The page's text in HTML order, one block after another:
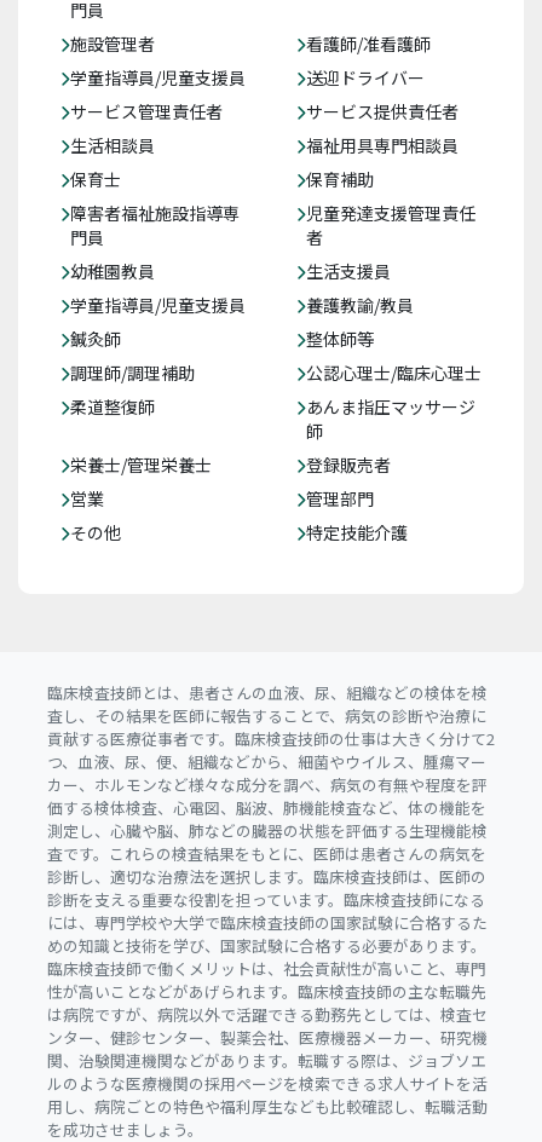
門員
施設管理者
看護師/准看護師
学童指導員/児童支援員
送迎ドライバー
サービス管理責任者
サービス提供責任者
生活相談員
福祉用具専門相談員
保育士
保育補助
障害者福祉施設指導専
門員
児童発達支援管理責任
者
幼稚園教員
生活支援員
学童指導員/児童支援員
養護教諭/教員
鍼灸師
整体師等
調理師/調理補助
公認心理士/臨床心理士
柔道整復師
あんま指圧マッサージ
師
栄養士/管理栄養士
登録販売者
営業
管理部門
その他
特定技能介護
臨床検査技師とは、患者さんの血液、尿、組織などの検体を検
査し、その結果を医師に報告することで、病気の診断や治療に
貢献する医療従事者です。臨床検査技師の仕事は大きく分けて2
つ、血液、尿、便、組織などから、細菌やウイルス、腫瘍マー
カー、ホルモンなど様々な成分を調べ、病気の有無や程度を評
価する検体検査、心電図、脳波、肺機能検査など、体の機能を
測定し、心臓や脳、肺などの臓器の状態を評価する生理機能検
査です。これらの検査結果をもとに、医師は患者さんの病気を
診断し、適切な治療法を選択します。臨床検査技師は、医師の
診断を支える重要な役割を担っています。臨床検査技師になる
には、専門学校や大学で臨床検査技師の国家試験に合格するた
めの知識と技術を学び、国家試験に合格する必要があります。
臨床検査技師で働くメリットは、社会貢献性が高いこと、専門
性が高いことなどがあげられます。臨床検査技師の主な転職先
は病院ですが、病院以外で活躍できる勤務先としては、検査セ
ンター、健診センター、製薬会社、医療機器メーカー、研究機
関、治験関連機関などがあります。転職する際は、ジョブソエ
ルのような医療機関の採用ページを検索できる求人サイトを活
用し、病院ごとの特色や福利厚生なども比較確認し、転職活動
を成功させましょう。